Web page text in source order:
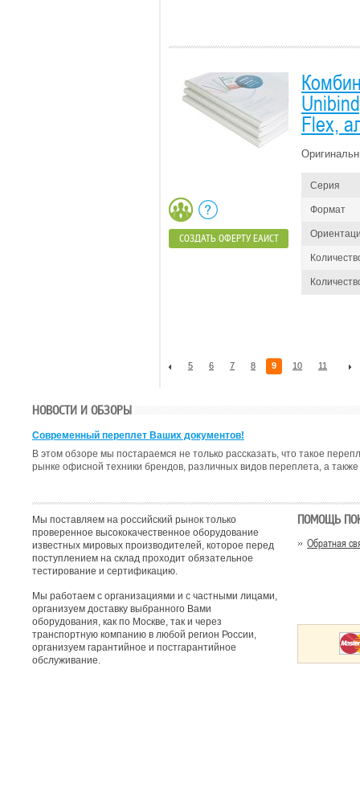
Flex,
Серия
Формат
СОЗДАТЬ ОФЕРТУ ЕАИСТ
5 6 7 8 9 10 11
НОВОСТИ И ОБЗОРЫ
Современный переплет Ваших документов!
В этом обзоре мы постараемся не только рассказать, что такое
рынке офисной техники брендов, различных видов переплета, а
Мы поставляем на российский рынок только
проверенное высококачественное оборудование
известных мировых производителей, которое перед
поступлением на склад проходит обязательное
тестирование и сертификацию.
Мы работаем с организациями и с частными лицами,
организуем доставку выбранного Вами
оборудования, как по Москве, так и через
транспортную компанию в любой регион России,
организуем гарантийное и постгарантийное
обслуживание.
ПОМОЩЬ
Обратная